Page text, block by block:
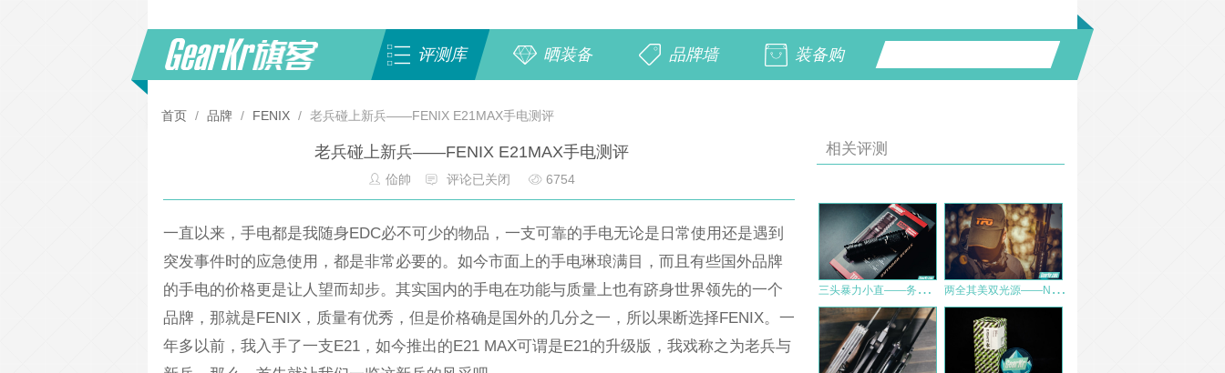
评测库 晒装备 品牌墙 装备购
首页 / 品牌 / FENIX / 老兵碰上新兵——FENIX E21MAX手电测评
老兵碰上新兵——FENIX E21MAX手电测评
佡帥 评论已关闭 6754
一直以来，手电都是我随身EDC必不可少的物品，一支可靠的手电无论是日常使用还是遇到
突发事件时的应急使用，都是非常必要的。如今市面上的手电琳琅满目，而且有些国外品牌
的手电的价格更是让人望而却步。其实国内的手电在功能与质量上也有跻身世界领先的一个
品牌，那就是FENIX，质量有优秀，但是价格确是国外的几分之一，所以果断选择FENIX。一
年多以前，我入手了一支E21，如今推出的E21 MAX可谓是E21的升级版，我戏称之为老兵与
相关评测
三
头暴力小直——务本TO46R直充手电筒 两
全其美双光源——NEXTORCH P5G使用感受